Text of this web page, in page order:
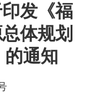
发《福
体规划
的通知